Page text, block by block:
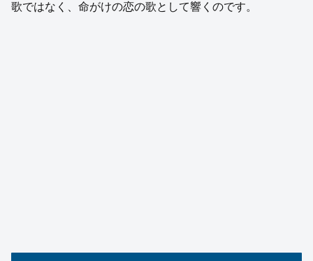
歌ではなく、命がけの恋の歌として響くのです。